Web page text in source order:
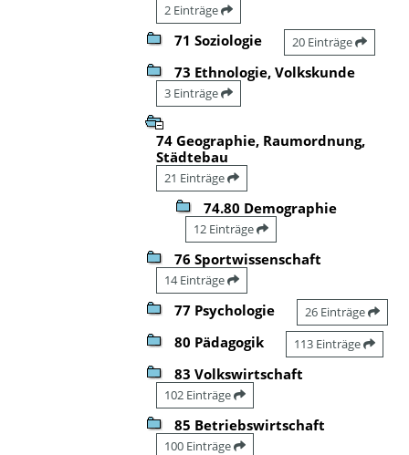
2 Einträge
71 Soziologie 20 Einträge
73 Ethnologie, Volkskunde
3 Einträge
74 Geographie, Raumordnung,
Städtebau
21 Einträge
74.80 Demographie
12 Einträge
76 Sportwissenschaft
14 Einträge
77 Psychologie 26 Einträge
80 Pädagogik 113 Einträge
83 Volkswirtschaft
102 Einträge
85 Betriebswirtschaft
100 Einträge